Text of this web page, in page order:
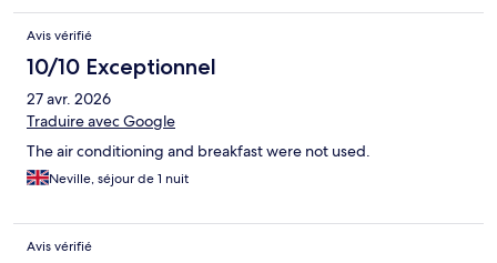
Avis vérifié
10/10 Exceptionnel
27 avr. 2026
Traduire avec Google
The air conditioning and breakfast were not used.
Neville, séjour de 1 nuit
Avis vérifié